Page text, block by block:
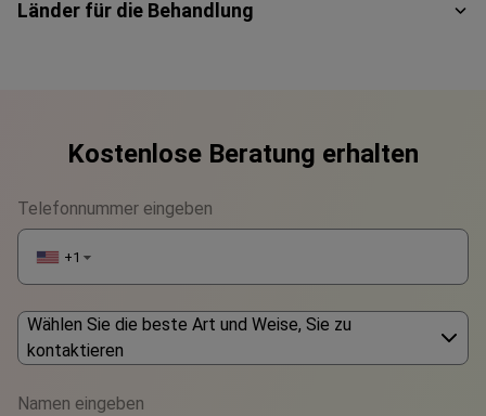
Länder für die Behandlung
Kostenlose Beratung erhalten
Telefonnummer eingeben
+1 ▼
Wählen Sie die beste Art und Weise, Sie zu
kontaktieren
Namen eingeben